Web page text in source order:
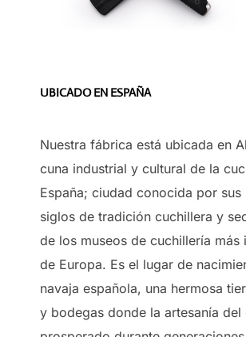
UBICADO EN ESPAÑA
Nuestra fábrica está ubicada en
cuna industrial y cultural de la
España; ciudad conocida por sus
siglos de tradición cuchillera y
de los museos de cuchillería más
de Europa. Es el lugar de
navaja española, una hermosa
y bodegas donde la artesanía del